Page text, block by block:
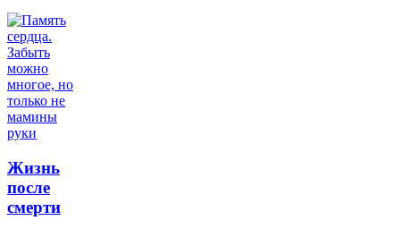
Жизнь
после
смерти